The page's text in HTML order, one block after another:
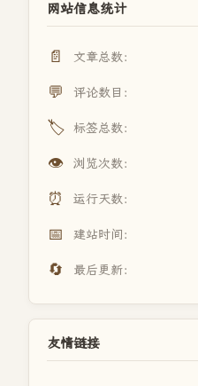
网站信息统计
📄 文章总数：
💬 评论数目：
🏷️ 标签总数：
👁️ 浏览次数：
⏰ 运行天数：
📅 建站时间：
🔄 最后更新：
友情链接